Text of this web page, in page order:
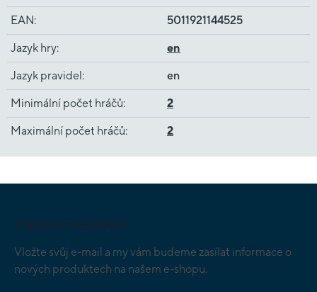
EAN: 5011921144525
Jazyk hry: en
Jazyk pravidel: en
Minimální počet hráčů: 2
Maximální počet hráčů: 2
Odebírat newsletter
Vložte svůj e-mail a my vám budeme zasílat informace o
nových produktech na našem e-shopu.